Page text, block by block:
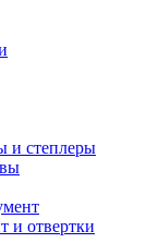
и степлеры
и отвертки